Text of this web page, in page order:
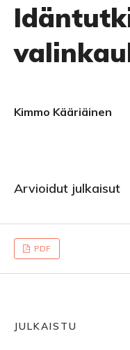
Kimmo Kääriäinen
Arvioidut julkaisut
PDF
JULKAISTU